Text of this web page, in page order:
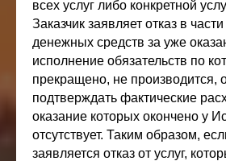
всех услуг либо конкретной
Заказчик заявляет отказ в
денежных средств за уже
исполнение обязательств по
прекращено, не производится,
подтверждать фактические
оказание которых окончено у
отсутствует. Таким образом,
заявляется отказ от услуг,